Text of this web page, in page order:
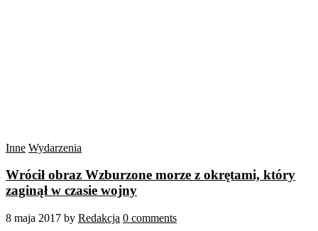
Inne Wydarzenia
Wrócił obraz Wzburzone morze z okrętami, który
zaginął w czasie wojny
8 maja 2017 by Redakcja 0 comments